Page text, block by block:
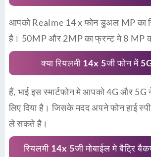
आपको Realme 14 x फोन डुअल MP का
है। 50MP और 2MP का फ्रन्ट मे 8 MP का
क्या रियलमी 14x 5जी फोन में
हैं, भाई इस स्मार्टफोन मे आपको 4G और 5G
लिए दिया है। जिसके मदद अपने फोन हाई
ले सकते है।
रियलमी 14x 5जी मोबाईल मे बैट्रि